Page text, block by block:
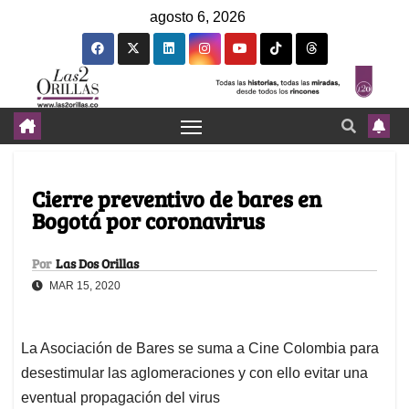
agosto 6, 2026
Cierre preventivo de bares en
Bogotá por coronavirus
Por Las Dos Orillas
MAR 15, 2020
La Asociación de Bares se suma a Cine Colombia para
desestimular las aglomeraciones y con ello evitar una
eventual propagación del virus